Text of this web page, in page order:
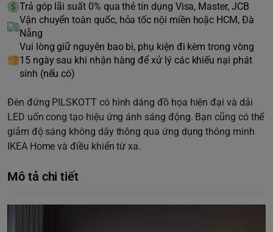
Trả góp lãi suất 0% qua thẻ tín dụng Visa, Master, JCB
Vận chuyển toàn quốc, hỏa tốc nội miền hoặc HCM, Đà
Nẵng
Vui lòng giữ nguyên bao bì, phụ kiện đi kèm trong vòng
15 ngày sau khi nhận hàng để xử lý các khiếu nại phát
sinh (nếu có)
Đèn đứng PILSKOTT có hình dáng đồ họa hiện đại và dải
LED uốn cong tạo hiệu ứng ánh sáng động. Bạn cũng có thể
giảm độ sáng không dây thông qua ứng dụng thông minh
IKEA Home và điều khiển từ xa.
Mô tả chi tiết